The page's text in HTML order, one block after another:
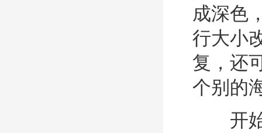
成深色
行大小
复，还
个别的
开